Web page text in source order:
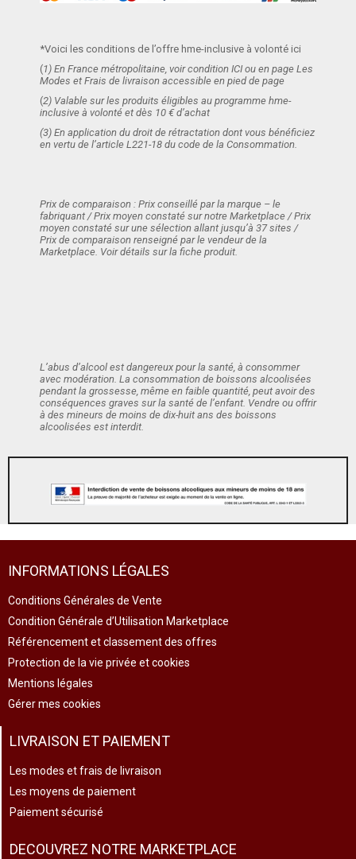
*Voici les conditions de l’offre hme-inclusive à volonté ici
(1) En France métropolitaine, voir condition ICI ou en page Les
Modes et Frais de livraison accessible en pied de page
(2) Valable sur les produits éligibles au programme hme-
inclusive à volonté et dès 10 € d’achat
(3) En application du droit de rétractation dont vous bénéficiez
en vertu de l’article L221-18 du code de la Consommation.
Prix de comparaison : Prix conseillé par la marque – le
fabriquant / Prix moyen constaté sur notre Marketplace / Prix
moyen constaté sur une sélection allant jusqu’à 37 sites /
Prix de comparaison renseigné par le vendeur de la
Marketplace. Voir détails sur la fiche produit.
L’abus d’alcool est dangereux pour la santé, à consommer
avec modération. La consommation de boissons alcoolisées
pendant la grossesse, même en faible quantité, peut avoir des
conséquences graves sur la santé de l’enfant. Vendre ou offrir
à des mineurs de moins de dix-huit ans des boissons
alcoolisées est interdit.
INFORMATIONS LÉGALES
Conditions Générales de Vente
Condition Générale d’Utilisation Marketplace
Référencement et classement des offres
Protection de la vie privée et cookies
Mentions légales
Gérer mes cookies
LIVRAISON ET PAIEMENT
Les modes et frais de livraison
Les moyens de paiement
Paiement sécurisé
DECOUVREZ NOTRE MARKETPLACE